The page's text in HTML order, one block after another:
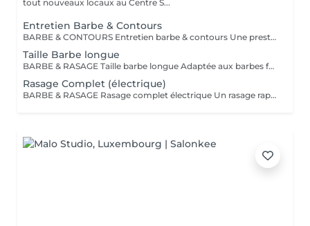
tout nouveaux locaux au Centre S...
Entretien Barbe & Contours
BARBE & CONTOURS Entretien barbe & contours Une prestation idéale pour entretenir votre barbe et lui donner une forme nette et soignée. Cyril redéfinit les contours avec précision et travaille la longueur pour un résultat harmonieux. Finition aux ciseaux et à la tondeuse. Bienvenue dans notre espace Barber avec Cyril, notre expert barbier Nous accueillons notre clientèle masculine dans un espace Barber élégant et moderne, où Cyril, notre barbier, met son expertise au service de votre style. Que ce soit pour une coupe de cheveux impeccable ou un soin de barbe sur mesure, chaque prestation est réalisée avec précision et savoir-faire, dans une ambiance conviviale et raffinée.
Taille Barbe longue
BARBE & RASAGE Taille barbe longue Adaptée aux barbes fournies et longues, cette prestation permet d'équilibrer les volumes et de structurer votre barbe tout en respectant votre style. La coupe est réalisée aux ciseaux et à la tondeuse, avec des soins spécifiques pour nourrir et discipliner le poil. Bienvenue dans notre espace Barber avec Cyril, notre expert barbier Nous accueillons notre clientèle masculine dans un espace Barber élégant et moderne, où Cyril, notre barbier, met son expertise au service de votre style. Que ce soit pour une coupe de cheveux impeccable ou un soin de barbe sur mesure, chaque prestation est réalisée avec précision et savoir-faire, dans une ambiance conviviale et raffinée.
Rasage Complet (électrique)
BARBE & RASAGE Rasage complet électrique Un rasage rapide et efficace réalisé à la tondeuse et à la shavette électrique, idéal pour un look soigné et sans irritation. Bienvenue dans notre espace Barber avec Cyril, notre expert barbier Nous accueillons notre clientèle masculine dans un espace Barber élégant et moderne, où Cyril, notre barbier, met son expertise au service de votre style. Que ce soit pour une coupe de cheveux impeccable ou un soin de barbe sur mesure, chaque prestation est réalisée avec précision et savoir-faire, dans une ambiance conviviale et raffinée.